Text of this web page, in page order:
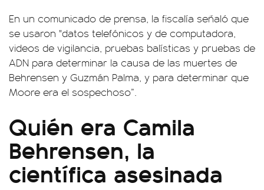
En un comunicado de prensa, la fiscalía señaló que
se usaron "datos telefónicos y de computadora,
videos de vigilancia, pruebas balísticas y pruebas de
ADN para determinar la causa de las muertes de
Behrensen y Guzmán Palma, y para determinar que
Moore era el sospechoso”.
Quién era Camila
Behrensen, la
científica asesinada